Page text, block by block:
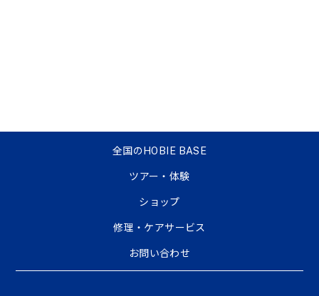
全国のHOBIE BASE
ツアー・体験
ショップ
修理・ケアサービス
お問い合わせ